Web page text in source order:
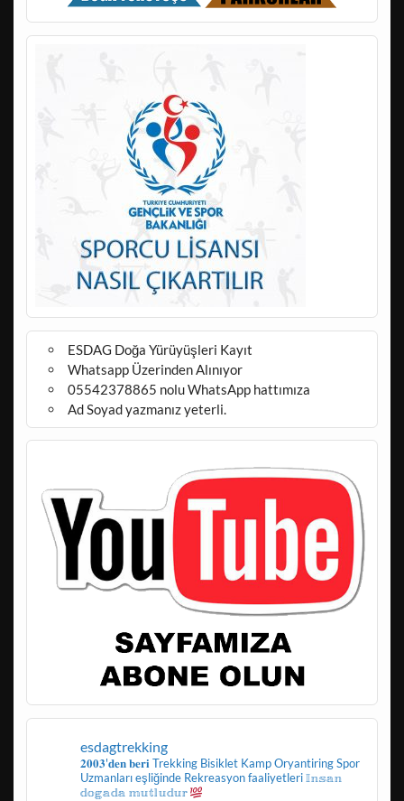
ESDAG Doğa Yürüyüşleri Kayıt
Whatsapp Üzerinden Alınıyor
05542378865 nolu WhatsApp hattımıza
Ad Soyad yazmanız yeterli.
esdagtrekking
𝟐𝟎𝟎𝟑'𝐝𝐞𝐧 𝐛𝐞𝐫𝐢TrekkingBisikletKampOryantiringSpor
Uzmanları eşliğinde Rekreasyon faaliyetleri𝕀𝕟𝕤𝕒𝕟
𝕕𝕠𝕘𝕒𝕕𝕒 𝕞𝕦𝕥𝕝𝕦𝕕𝕦𝕣